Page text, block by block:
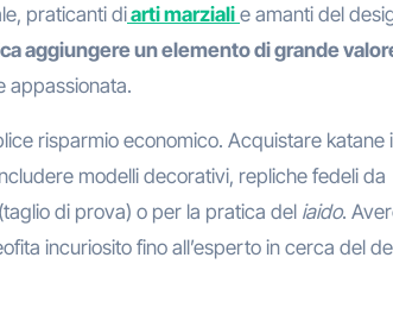
praticanti diarti marziali e amanti del
aggiungere un elemento di grande
appassionata.
risparmio economico. Acquistare katane
modelli decorativi, repliche fedeli da
di prova) o per la pratica del iaido.
incuriosito fino all’esperto in cerca del